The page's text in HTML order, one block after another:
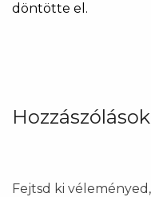
döntötte el.
Hozzászólások
Fejtsd ki